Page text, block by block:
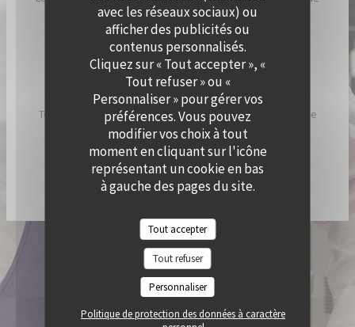
avec les réseaux sociaux) ou
afficher des publicités ou
contenus personnalisés.
Cliquez sur « Tout accepter », «
Tout refuser » ou «
Personnaliser » pour gérer vos
préférences. Vous pouvez
modifier vos choix à tout
moment en cliquant sur l'icône
représentant un cookie en bas
à gauche des pages du site.
Tout accepter
Tout refuser
Personnaliser
Politique de protection des données à caractère
plage, inspiré par ses racines catalanes et son humeur
ensoleillée.
Chez Cramat’, la cuisine sent bon l’été et est pleine de
saveurs et de gourmandises.
Tous les jours, nous allumons nos braséros pour vous faire
découvrir les spécialités du chef !
DÉCOUVRIR / RÉSERVER CRAMAT'
© 2026 QUAI OUEST — CRÉATION DE SITE INTERNET RESTAURANT AVEC
ZENCHEF((OUVRE UNE NOUVELLE FENÊTRE))
MENTIONS LÉGALES
((OUVRE UNE NOUVELLE FENÊTRE))
CGU
((OUVRE UNE NOUVELLE
POLITIQUE DE PROTECTION DES DONNÉES À CARACTÈRE PERSONNEL
((OUVRE UNE NOUVELLE FENÊTRE))
POLITIQUE DE COOKIES
ACCESSIBILITE